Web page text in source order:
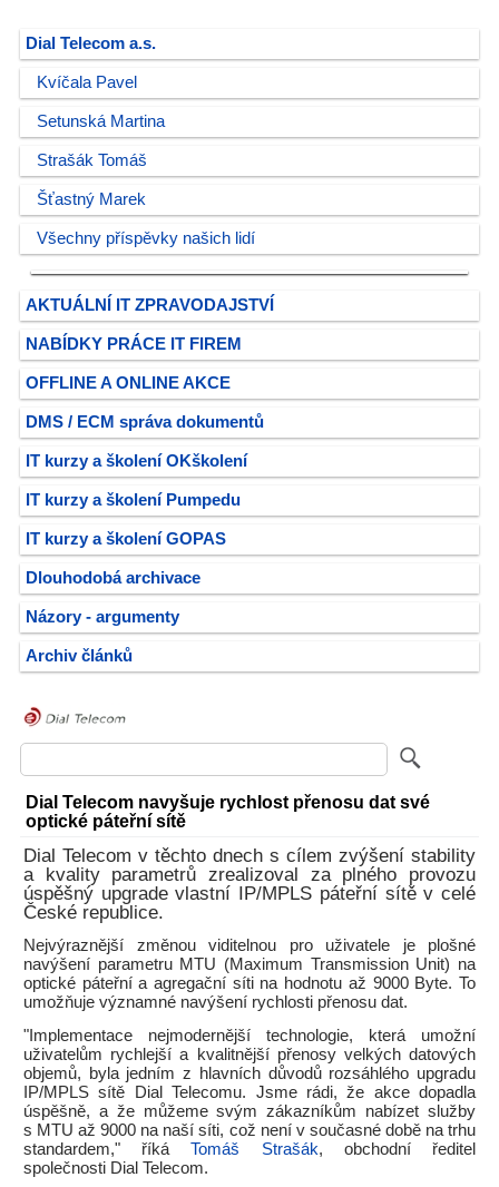
Dial Telecom a.s.
Kvíčala Pavel
Setunská Martina
Strašák Tomáš
Šťastný Marek
Všechny příspěvky našich lidí
AKTUÁLNÍ IT ZPRAVODAJSTVÍ
NABÍDKY PRÁCE IT FIREM
OFFLINE A ONLINE AKCE
DMS / ECM správa dokumentů
IT kurzy a školení OKškolení
IT kurzy a školení Pumpedu
IT kurzy a školení GOPAS
Dlouhodobá archivace
Názory - argumenty
Archiv článků
Dial Telecom navyšuje rychlost přenosu dat své
optické páteřní sítě
Dial Telecom v těchto dnech s cílem zvýšení stability
a kvality parametrů zrealizoval za plného provozu
úspěšný upgrade vlastní IP/MPLS páteřní sítě v celé
České republice.
Nejvýraznější změnou viditelnou pro uživatele je plošné
navýšení parametru MTU (Maximum Transmission Unit) na
optické páteřní a agregační síti na hodnotu až 9000 Byte. To
umožňuje významné navýšení rychlosti přenosu dat.
"Implementace nejmodernější technologie, která umožní
uživatelům rychlejší a kvalitnější přenosy velkých datových
objemů, byla jedním z hlavních důvodů rozsáhlého upgradu
IP/MPLS sítě Dial Telecomu. Jsme rádi, že akce dopadla
úspěšně, a že můžeme svým zákazníkům nabízet služby
s MTU až 9000 na naší síti, což není v současné době na trhu
standardem," říkáTomáš Strašák, obchodní ředitel
společnosti Dial Telecom.